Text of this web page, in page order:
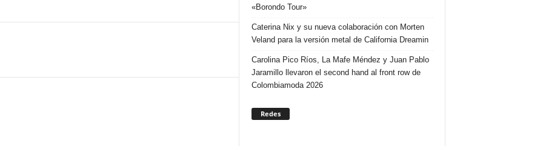
«Borondo Tour»
Caterina Nix y su nueva colaboración con Morten
Veland para la versión metal de California Dreamin
Carolina Pico Ríos, La Mafe Méndez y Juan Pablo
Jaramillo llevaron el second hand al front row de
Colombiamoda 2026
Redes